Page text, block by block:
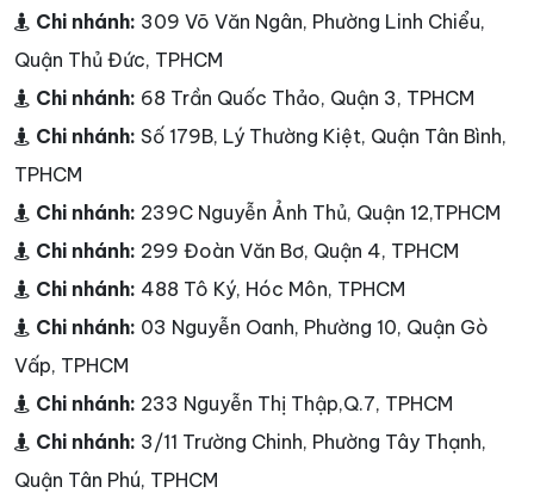
Chi nhánh: 309 Võ Văn Ngân, Phường Linh Chiểu,
Quận Thủ Đức, TPHCM
Chi nhánh: 68 Trần Quốc Thảo, Quận 3, TPHCM
Chi nhánh: Số 179B, Lý Thường Kiệt, Quận Tân Bình,
TPHCM
Chi nhánh: 239C Nguyễn Ảnh Thủ, Quận 12,TPHCM
Chi nhánh: 299 Đoàn Văn Bơ, Quận 4, TPHCM
Chi nhánh: 488 Tô Ký, Hóc Môn, TPHCM
Chi nhánh: 03 Nguyễn Oanh, Phường 10, Quận Gò
Vấp, TPHCM
Chi nhánh: 233 Nguyễn Thị Thập,Q.7, TPHCM
Chi nhánh: 3/11 Trường Chinh, Phường Tây Thạnh,
Quận Tân Phú, TPHCM